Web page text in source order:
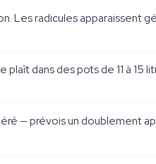
Les radicules apparaissent
dans des pots de 11 à 15
— prévois un doublement